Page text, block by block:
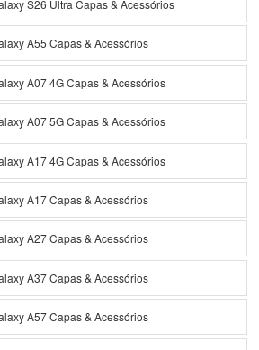
S26 Ultra Capas & Acessórios
A55 Capas & Acessórios
A07 4G Capas & Acessórios
A07 5G Capas & Acessórios
A17 4G Capas & Acessórios
A17 Capas & Acessórios
A27 Capas & Acessórios
A37 Capas & Acessórios
A57 Capas & Acessórios